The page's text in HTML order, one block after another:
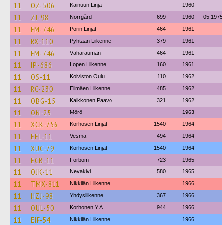
11 OZ-506 Kainuun Linja 1960
11 ZJ-98 Norrgård 699 1960 05.1975
11 FM-746 Porin Linjat 464 1961
11 RX-110 Pyhtään Liikenne 379 1961
11 FM-746 Vähärauman 464 1961
11 IP-686 Lopen Liikenne 160 1961
11 OS-11 Koiviston Oulu 110 1962
11 RC-230 Elimäen Liikenne 485 1962
11 OBG-15 Kaikkonen Paavo 321 1962
11 ON-25 Mörö 1963
11 XCK-756 Korhosen Linjat 1540 1964
11 EFL-11 Vesma 494 1964
11 XUC-79 Korhosen Linjat 1540 1964
11 ECB-11 Förbom 723 1965
11 OJK-11 Nevakivi 580 1965
11 TMX-811 Nikkilän Liikenne 1966
11 HZJ-98 Yhdysliikenne 367 1966
11 OUL-50 Korhonen Y A 944 1966
11 EIF-54 Nikkilän Liikenne 1966